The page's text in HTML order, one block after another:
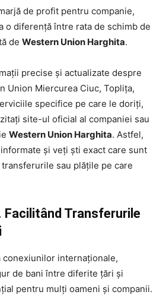
de profit pentru companie,
o diferență între rata de schimb de
de Western Union Harghita.
precise și actualizate despre
Union Miercurea Ciuc, Toplița,
specifice pe care le doriți,
site-ul oficial al companiei sau
Western Union Harghita. Astfel,
și veți ști exact care sunt
sau plățile pe care
Facilitând Transferurile
conexiunilor internaționale,
de bani între diferite țări și
pentru mulți oameni și companii.